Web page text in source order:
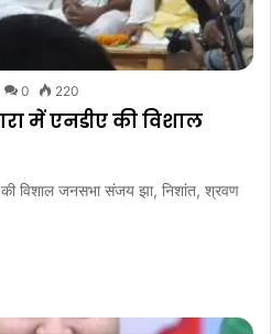
0 220
में एनडीए की विशाल
की विशाल जनसभा संजय झा, निशांत, श्रवण